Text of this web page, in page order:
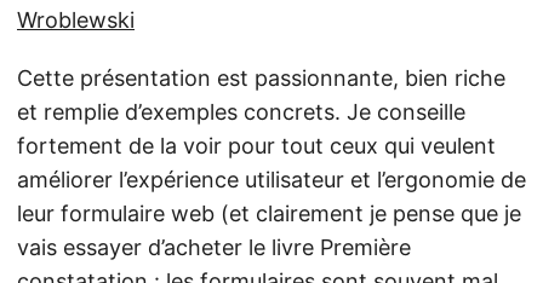
Wroblewski
Cette présentation est passionnante, bien riche
et remplie d’exemples concrets. Je conseille
fortement de la voir pour tout ceux qui veulent
améliorer l’expérience utilisateur et l’ergonomie de
leur formulaire web (et clairement je pense que je
vais essayer d’acheter le livre Première